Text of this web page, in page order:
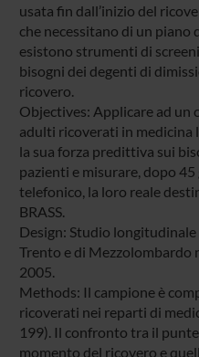
usata fin dall’inizio del
che necessitano di un piano
esistono strumenti di
bisogni dei degenti di
ricovero.
Objectives: Applicare ad un
adulti ricoverati in medicina
la sua forza predittiva sui
pazienti e misurare, dopo
telefonico, la loro reale
BRASS.
Design: Studio
Trento e di Mezzolombardo
2005.
Methods: Il campione è
ricoverati nei reparti di
199). Il confronto tra il
momento del ricovero e